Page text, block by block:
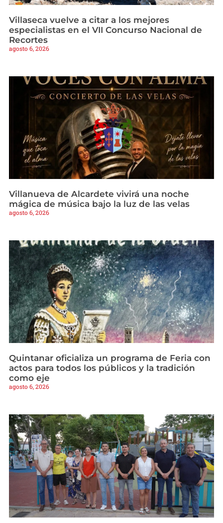
Villaseca vuelve a citar a los mejores
especialistas en el VII Concurso Nacional de
Recortes
agosto 6, 2026
Villanueva de Alcardete vivirá una noche
mágica de música bajo la luz de las velas
agosto 6, 2026
Quintanar oficializa un programa de Feria con
actos para todos los públicos y la tradición
como eje
agosto 6, 2026